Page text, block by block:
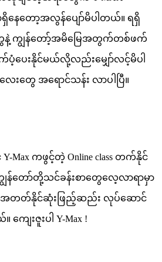
နေတော့အလွန်ပျော်မိပါတယ်။ ရရှိ
ကျွန်တော့်အမိမြေအတွက်တစ်ဖက်
ေးနိုင်မယ်လို့လည်းမျှော်လင့်မိပါ
တွေ အရောင်သန်း လာပါပြီ။
ကဖွင့်တဲ့ Online class တက်နိုင်
န်တော်တို့သင်ခန်းစာတွေလေ့လာရာမှာ
အတတ်နိုင်ဆုံးဖြည့်ဆည်း လုပ်ဆောင်
ျေးဇူးပါ Y-Max !